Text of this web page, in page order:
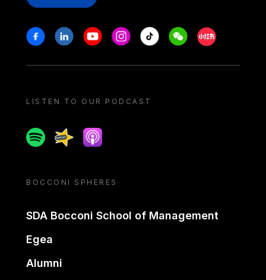
Stay in touch
FacebookLinkedinYoutubeInstagram
Tiktok WeechatXiaohongshu/
LISTEN TO OUR PODCAST
SpotifySpreakerApple podcast
BOCCONI SPHERES
SDA Bocconi School of Management
Egea
Alumni